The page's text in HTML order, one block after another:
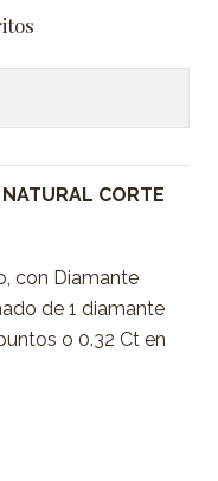
CORTE
con Diamante
de 1 diamante
o 0.32 Ct en